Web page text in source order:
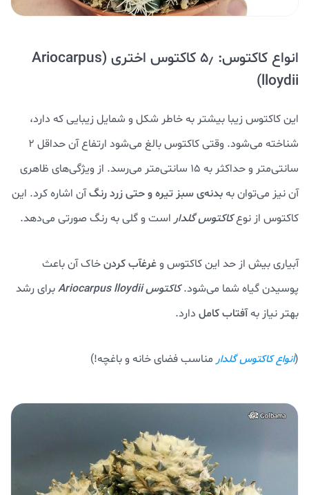
انواع کاکتوس: ۵٫ کاکتوس اختری (Ariocarpus
lloydii)
این کاکتوس زیبا بیشتر به خاطر شکل و شمایل زیبایی که دارد،
شناخته می‌شود. وقتی کاکتوس بالغ می‌شود ارتفاع آن حداقل ۲
سانتی‌متر و حداکثر به ۱۵ سانتی‌متر می‌رسد. از ویژگی‌های ظاهری
آن نیز می‌توان بهبدنه‌ی سبز تیره و حتی زرد رنگآن اشاره کرد. این
کاکتوس از نوعکاکتوس گلدار است و گلی به رنگ صورتی می‌دهد.
آبیاری بیش از حد این کاکتوس وغرغآب کردنخاک آن باعث
پوسیدن گیاه شما می‌شود.کاکتوس Ariocarpus lloydii
برای رشد
بهتر نیاز بهآفتاب کامل دارد.
(انواع کاکتوس گلدار مناسب فضای خانه و باغچه!)